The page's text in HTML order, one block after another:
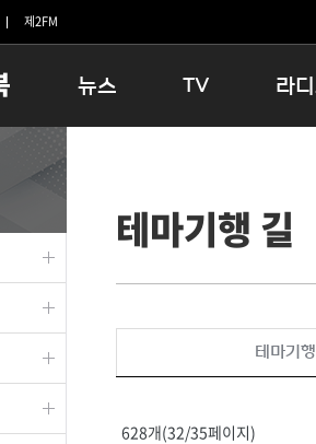
제2FM
뉴스
보은
옥천
TV
인생내컷
테마기행 길
시청자 FLEX
라
16:00
우리 고
테마기행 길
테마기
628개(32/35페이지)